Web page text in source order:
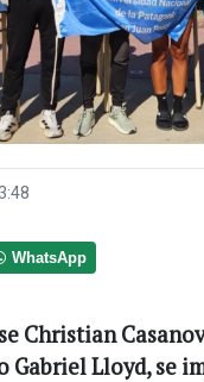
WhatsApp
Christian
Gabriel Lloyd, se